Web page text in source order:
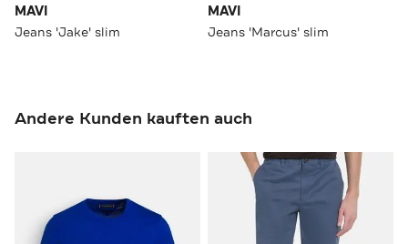
MAVI
Jeans 'Jake' slim
MAVI
Jeans 'Marcus' slim
Andere Kunden kauften auch